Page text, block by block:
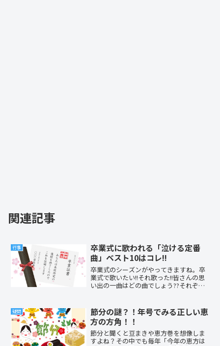
関連記事
行事
卒業式に歌われる「泣ける定番
曲」ベスト10はコレ!!
卒業式のシーズンがやってきますね。卒
業式で歌いたい!!それ歌った!!皆さんの思
い出の一曲はどの曲でしょう??それぞれ
疑問
節分の謎？！年号でみる正しい恵
方の方角！！
節分と聞くと豆まきや恵方巻を想像しま
すよね？その中でも毎年「今年の恵方は